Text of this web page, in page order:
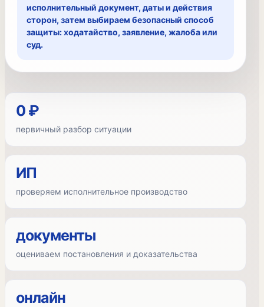
исполнительный документ, даты и действия
сторон, затем выбираем безопасный способ
защиты: ходатайство, заявление, жалоба или
суд.
0 ₽
первичный разбор ситуации
ИП
проверяем исполнительное производство
документы
оцениваем постановления и доказательства
онлайн